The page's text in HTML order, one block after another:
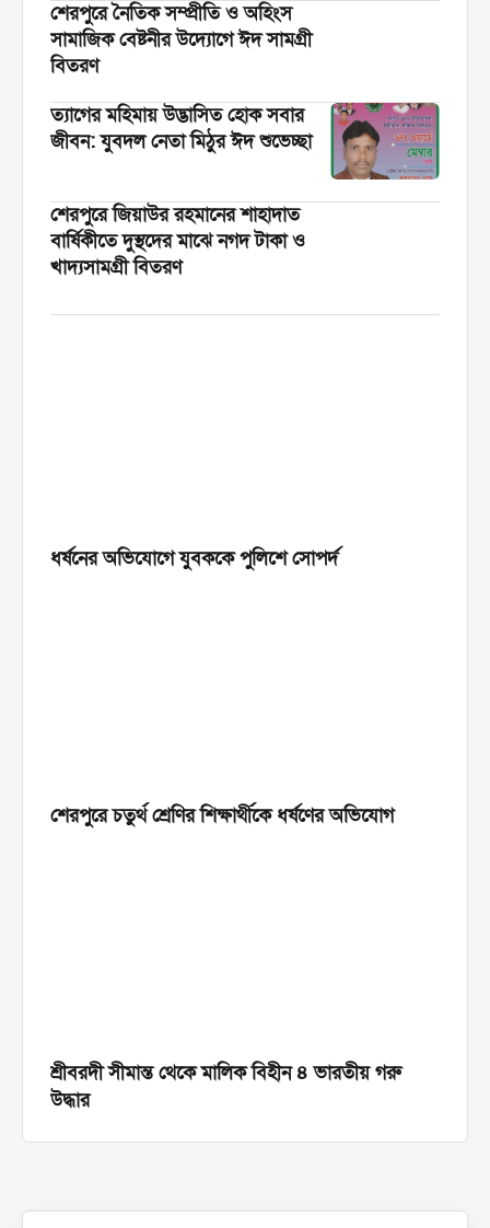
শেরপুরে নৈতিক সম্প্রীতি ও অহিংস
সামাজিক বেষ্টনীর উদ্যোগে ঈদ সামগ্রী
বিতরণ
‎ত্যাগের মহিমায় উদ্ভাসিত হোক সবার
জীবন: যুবদল নেতা মিঠুর ঈদ শুভেচ্ছা
শেরপুরে জিয়াউর রহমানের শাহাদাত
বার্ষিকীতে দুস্থদের মাঝে নগদ টাকা ও
খাদ্যসামগ্রী বিতরণ
ধর্ষনের অভিযোগে যুবককে পুলিশে সোপর্দ
শেরপুরে চতুর্থ শ্রেণির শিক্ষার্থীকে ধর্ষণের অভিযোগ
শ্রীবরদী সীমান্ত থেকে মালিক বিহীন ৪ ভারতীয় গরু
উদ্ধার